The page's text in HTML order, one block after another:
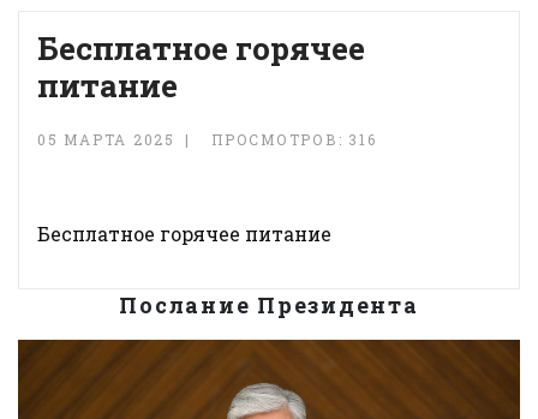
Бесплатное горячее
питание
05 МАРТА 2025 ПРОСМОТРОВ: 316
Бесплатное горячее питание
Послание Президента